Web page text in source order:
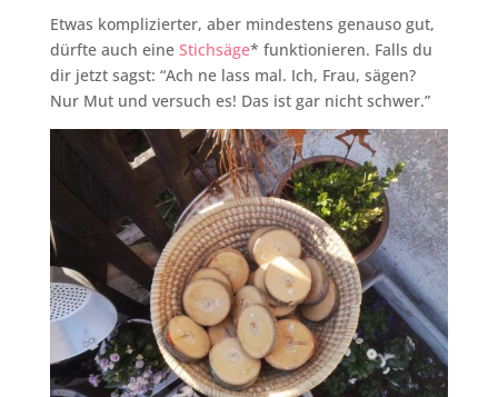
Etwas komplizierter, aber mindestens genauso gut,
dürfte auch eine Stichsäge* funktionieren. Falls du
dir jetzt sagst: “Ach ne lass mal. Ich, Frau, sägen?
Nur Mut und versuch es! Das ist gar nicht schwer.”